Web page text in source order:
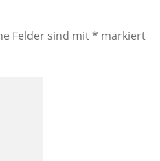
Felder sind mit* markiert